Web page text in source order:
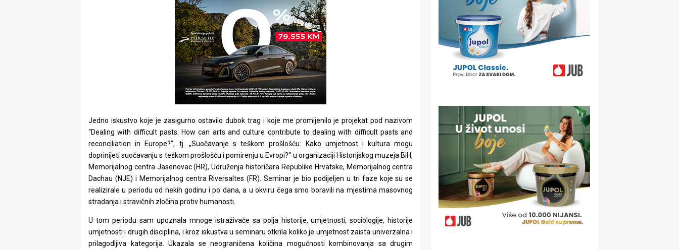
Jedno iskustvo koje je zasigurno ostavilo dubok trag i koje me promijenilo je projekat pod nazivom
“Dealing with difficult pasts: How can arts and culture contribute to dealing with difficult pasts and
reconciliation in Europe?”, tj. „Suočavanje s teškom prošlošću: Kako umjetnost i kultura mogu
doprinijeti suočavanju s teškom prošlošću i pomirenju u Evropi?“ u organizaciji Historijskog muzeja BiH,
Memorijalnog centra Jasenovac (HR), Udruženja historičara Republike Hrvatske, Memorijalnog centra
Dachau (NJE) i Memorijalnog centra Riversaltes (FR). Seminar je bio podijeljen u tri faze koje su se
realizirale u periodu od nekih godinu i po dana, a u okviru čega smo boravili na mjestima masovnog
stradanja i stravičnih zločina protiv humanosti.
U tom periodu sam upoznala mnoge istraživače sa polja historije, umjetnosti, sociologije, historije
umjetnosti i drugih disciplina, i kroz iskustva u seminaru otkrila koliko je umjetnost zaista univerzalna i
prilagodljiva kategorija. Ukazala se neograničena količina mogućnosti kombinovanja sa drugim